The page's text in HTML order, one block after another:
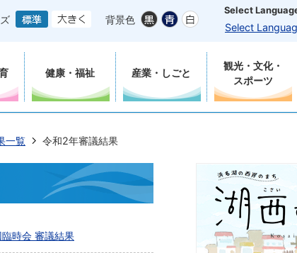
背景色
Select
Select
健康・福祉 産業・しごと
観光・文化・
スポーツ
一覧 令和2年審議結果
時会 審議結果